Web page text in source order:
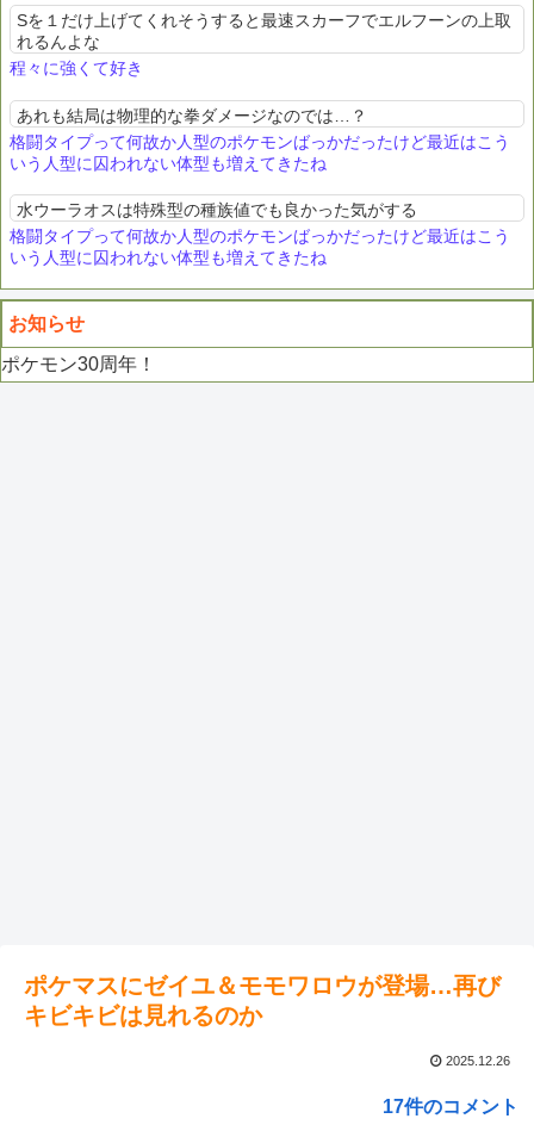
Sを１だけ上げてくれそうすると最速スカーフでエルフーンの上取
れるんよな
程々に強くて好き
あれも結局は物理的な拳ダメージなのでは…？
格闘タイプって何故か人型のポケモンばっかだったけど最近はこう
いう人型に囚われない体型も増えてきたね
水ウーラオスは特殊型の種族値でも良かった気がする
格闘タイプって何故か人型のポケモンばっかだったけど最近はこう
いう人型に囚われない体型も増えてきたね
お知らせ
ポケモン30周年！
ポケマスにゼイユ＆モモワロウが登場…再び
キビキビは見れるのか
2025.12.26
17件のコメント